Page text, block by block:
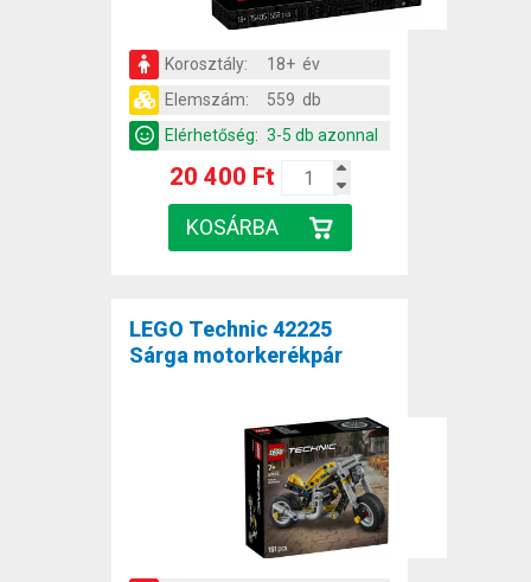
Korosztály:
18+ év
Elemszám:
559 db
Elérhetőség: 3-5 db azonnal
20 400 Ft
LEGO Technic 42225
Sárga motorkerékpár